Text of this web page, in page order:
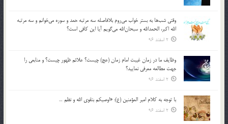
وقتي شب‌ها به بستر خواب مي‌روم بلافاصله سه مرتبه حمد و سوره مي‌خوانم و سه مرتبه
الله اكبر، الحمدالله و سبحان‌الله مي‌گويم آيا اين كافي است؟
2 اسفند 96
وظايف ما در زمان غيبت امام زمان (عج) چيست؟ علائم ظهور چيست؟ و منابعي را
جهت مطالعه معرفي نماييد؟
2 اسفند 96
با توجه به كلام امير المؤمنين (ع): «اوصيكم بتقوي الله و نظم …
2 اسفند 96